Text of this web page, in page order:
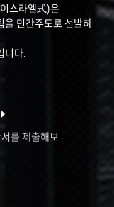
스라엘式)은
을 민간주도로 선발하
니다.
를 제출해보